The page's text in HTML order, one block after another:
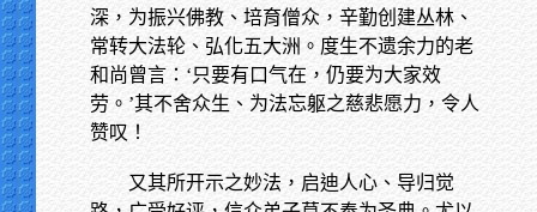
深，为振兴佛教、培育僧众，辛勤创建丛林、
常转大法轮、弘化五大洲。度生不遗余力的老
和尚曾言：‘只要有口气在，仍要为大家效
劳。’其不舍众生、为法忘躯之慈悲愿力，令人
赞叹！
又其所开示之妙法，启迪人心、导归觉